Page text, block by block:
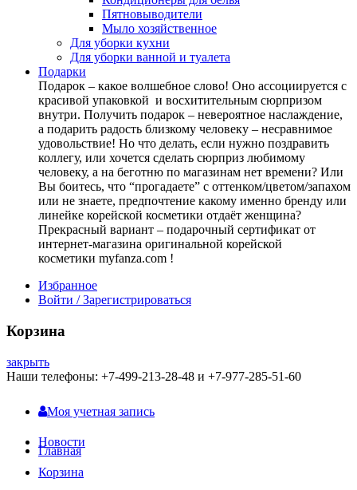
Пятновыводители
Мыло хозяйственное
Для уборки кухни
Для уборки ванной и туалета
Подарки
Подарок – какое волшебное слово! Оно ассоциируется с
красивой упаковкой и восхитительным сюрпризом
внутри. Получить подарок – невероятное наслаждение,
а подарить радость близкому человеку – несравнимое
удовольствие! Но что делать, если нужно поздравить
коллегу, или хочется сделать сюрприз любимому
человеку, а на беготню по магазинам нет времени? Или
Вы боитесь, что “прогадаете” с оттенком/цветом/запахом
или не знаете, предпочтение какому именно бренду или
линейке корейской косметики отдаёт женщина?
Прекрасный вариант – подарочный сертификат от
интернет-магазина оригинальной корейской
косметики myfanza.com !
Избранное
Войти / Зарегистрироваться
Корзина
закрыть
Наши телефоны: +7-499-213-28-48 и +7-977-285-51-60
Моя учетная запись
Новости
Корзина
Главная